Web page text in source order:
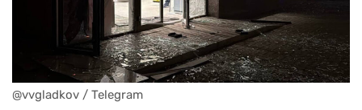
@vvgladkov / Telegram